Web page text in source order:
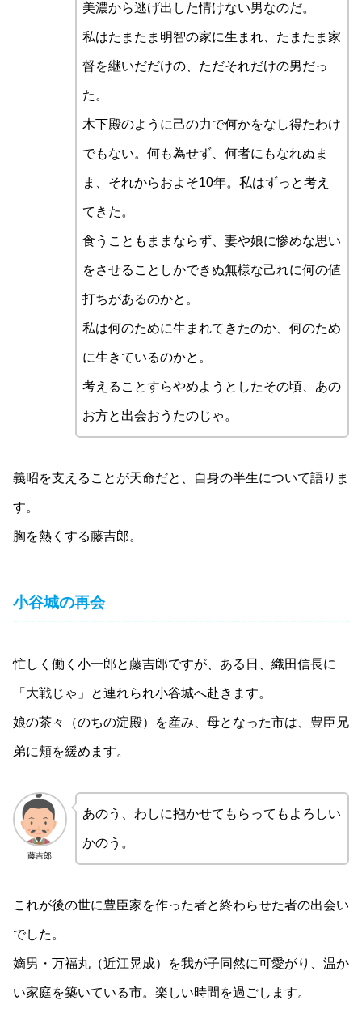
美濃から逃げ出した情けない男なのだ。
私はたまたま明智の家に生まれ、たまたま家
督を継いだだけの、ただそれだけの男だっ
た。
木下殿のように己の力で何かをなし得たわけ
でもない。何も為せず、何者にもなれぬま
ま、それからおよそ10年。私はずっと考え
てきた。
食うこともままならず、妻や娘に惨めな思い
をさせることしかできぬ無様な己れに何の値
打ちがあるのかと。
私は何のために生まれてきたのか、何のため
に生きているのかと。
考えることすらやめようとしたその頃、あの
お方と出会おうたのじゃ。
義昭を支えることが天命だと、自身の半生について語りま
す。
胸を熱くする藤吉郎。
小谷城の再会
忙しく働く小一郎と藤吉郎ですが、ある日、織田信長に
「大戦じゃ」と連れられ小谷城へ赴きます。
娘の茶々（のちの淀殿）を産み、母となった市は、豊臣兄
弟に頬を緩めます。
藤吉郎
あのう、わしに抱かせてもらってもよろしい
かのう。
これが後の世に豊臣家を作った者と終わらせた者の出会い
でした。
嫡男・万福丸（近江晃成）を我が子同然に可愛がり、温か
い家庭を築いている市。楽しい時間を過ごします。